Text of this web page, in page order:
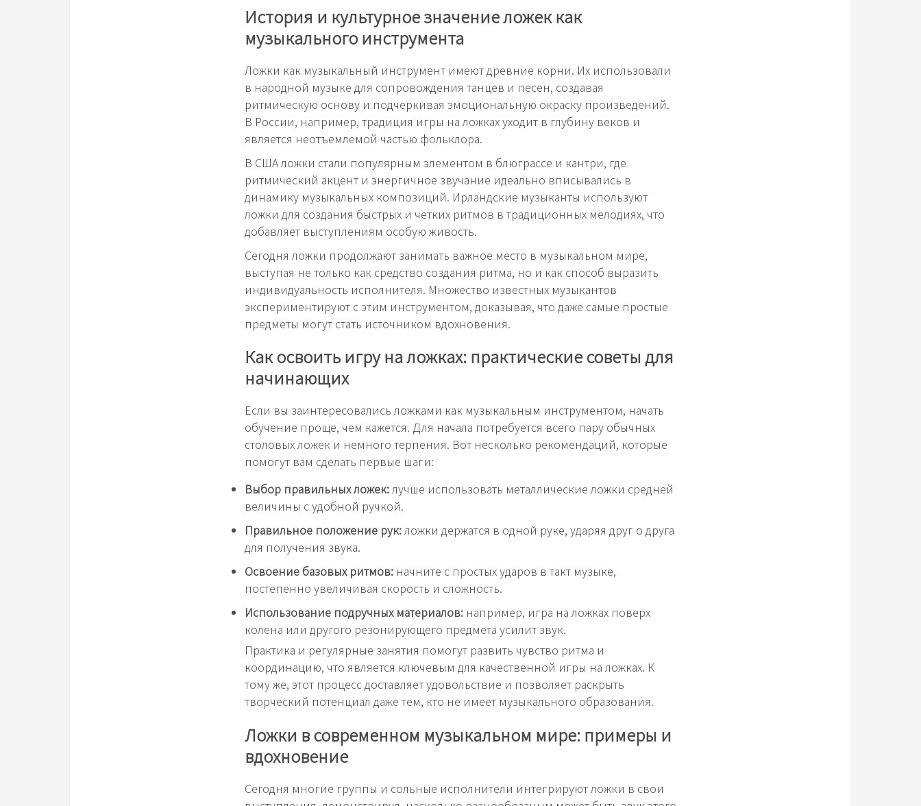
История и культурное значение ложек как
музыкального инструмента
Ложки как музыкальный инструмент имеют древние корни. Их использовали
в народной музыке для сопровождения танцев и песен, создавая
ритмическую основу и подчеркивая эмоциональную окраску произведений.
В России, например, традиция игры на ложках уходит в глубину веков и
является неотъемлемой частью фольклора.
В США ложки стали популярным элементом в блюграссе и кантри, где
ритмический акцент и энергичное звучание идеально вписывались в
динамику музыкальных композиций. Ирландские музыканты используют
ложки для создания быстрых и четких ритмов в традиционных мелодиях, что
добавляет выступлениям особую живость.
Сегодня ложки продолжают занимать важное место в музыкальном мире,
выступая не только как средство создания ритма, но и как способ выразить
индивидуальность исполнителя. Множество известных музыкантов
экспериментируют с этим инструментом, доказывая, что даже самые простые
предметы могут стать источником вдохновения.
Как освоить игру на ложках: практические советы для
начинающих
Если вы заинтересовались ложками как музыкальным инструментом, начать
обучение проще, чем кажется. Для начала потребуется всего пару обычных
столовых ложек и немного терпения. Вот несколько рекомендаций, которые
помогут вам сделать первые шаги:
Выбор правильных ложек:лучше использовать металлические ложки средней
величины с удобной ручкой.
Правильное положение рук:ложки держатся в одной руке, ударяя друг о друга
для получения звука.
Освоение базовых ритмов: начните с простых ударов в такт музыке,
постепенно увеличивая скорость и сложность.
Использование подручных материалов: например, игра на ложках поверх
колена или другого резонирующего предмета усилит звук.
Практика и регулярные занятия помогут развить чувство ритма и
координацию, что является ключевым для качественной игры на ложках. К
тому же, этот процесс доставляет удовольствие и позволяет раскрыть
творческий потенциал даже тем, кто не имеет музыкального образования.
Ложки в современном музыкальном мире: примеры и
вдохновение
Сегодня многие группы и сольные исполнители интегрируют ложки в свои